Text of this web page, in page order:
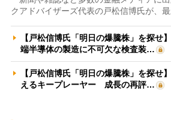
クアドバイザーズ代表の戸松信博氏が、
【戸松信博氏「明日の爆騰株」を探せ
端半導体の製造に不可欠な検査装…
【戸松信博氏「明日の爆騰株」を探せ
えるキープレーヤー 成長の再評…